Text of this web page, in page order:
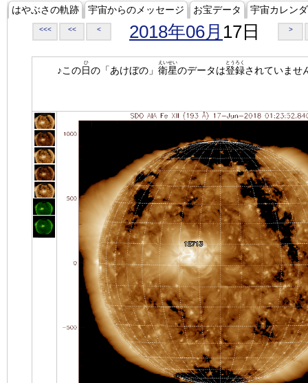
はやぶさの軌跡 宇宙からのメッセージ お宝データ 宇宙カレン
<<< << < 2018年06月 17日 >
♪この日
ひ
の「あけぼの」 衛星
えいせい
のデータは登録
とうろく
されていませ